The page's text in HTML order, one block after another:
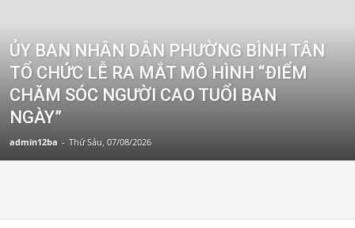
ỦY BAN NHÂN DÂN PHƯỜNG BÌNH TÂN
TỔ CHỨC LỄ RA MẮT MÔ HÌNH “ĐIỂM
CHĂM SÓC NGƯỜI CAO TUỔI BAN
NGÀY”
admin12ba - Thứ Sáu, 07/08/2026